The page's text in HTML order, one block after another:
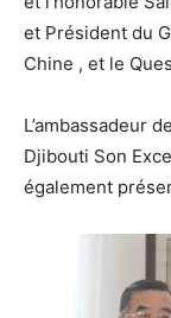
et Président du
Chine , et le
L’ambassadeur
Djibouti Son
également